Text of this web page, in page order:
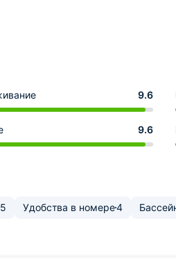
9.6
9.6
5 Удобства в номере4